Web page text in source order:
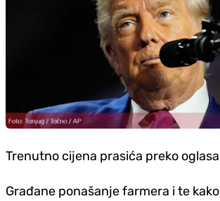
Trenutno cijena prasića preko
Građane ponašanje farmera i te